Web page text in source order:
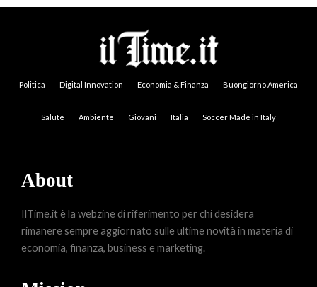
Politica Digital Innovation Economia & Finanza Buongiorno America
Salute Ambiente Giovani Italia Soccer Made in Italy
About
IlTime.it è la webzine di riferimento per chi desidera
rimanere sempre aggiornato sulle ultime novità in materia di
economia, finanza, business e marketing.